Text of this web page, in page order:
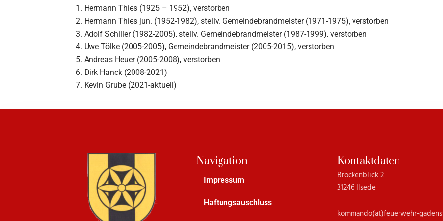
Hermann Thies (1925 – 1952), verstorben
Hermann Thies jun. (1952-1982), stellv. Gemeindebrandmeister (1971-1975), verstorben
Adolf Schiller (1982-2005), stellv. Gemeindebrandmeister (1987-1999), verstorben
Uwe Tölke (2005-2005), Gemeindebrandmeister (2005-2015), verstorben
Andreas Heuer (2005-2008), verstorben
Dirk Hanck (2008-2021)
Kevin Grube (2021-aktuell)
Navigation
Impressum
Haftungsauschluss
Kontaktdaten
Brockenblick 2
31246 Ilsede
kommando(at)feuerwehr-